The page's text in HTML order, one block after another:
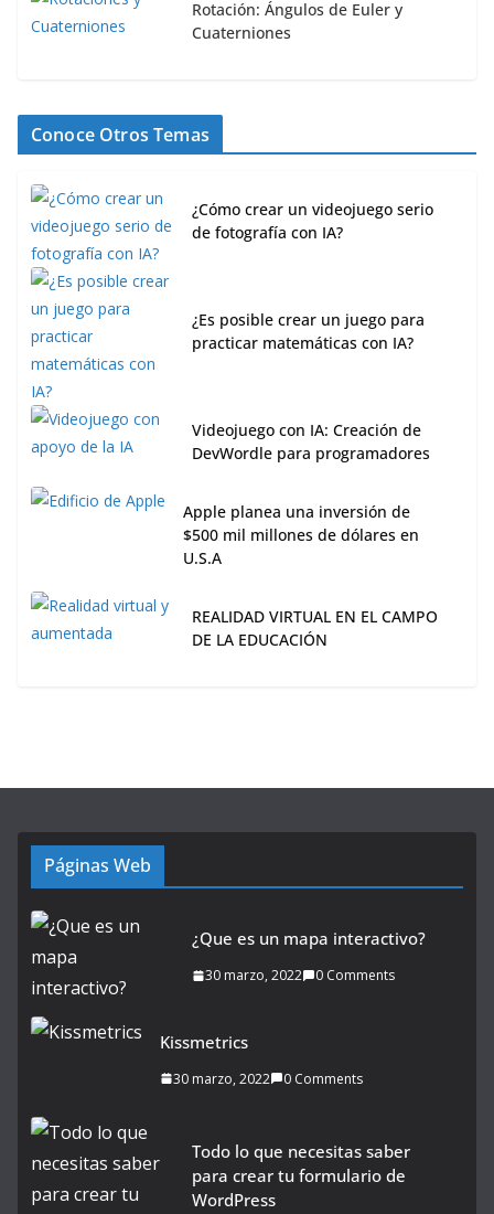
Rotación: Ángulos de Euler y
Cuaterniones
Conoce Otros Temas
¿Cómo crear un videojuego serio
de fotografía con IA?
¿Es posible crear un juego para
practicar matemáticas con IA?
Videojuego con IA: Creación de
DevWordle para programadores
Apple planea una inversión de
$500 mil millones de dólares en
U.S.A
REALIDAD VIRTUAL EN EL CAMPO
DE LA EDUCACIÓN
Páginas Web
¿Que es un mapa interactivo?
30 marzo, 2022 0 Comments
Kissmetrics
30 marzo, 2022 0 Comments
Todo lo que necesitas saber
para crear tu formulario de
WordPress